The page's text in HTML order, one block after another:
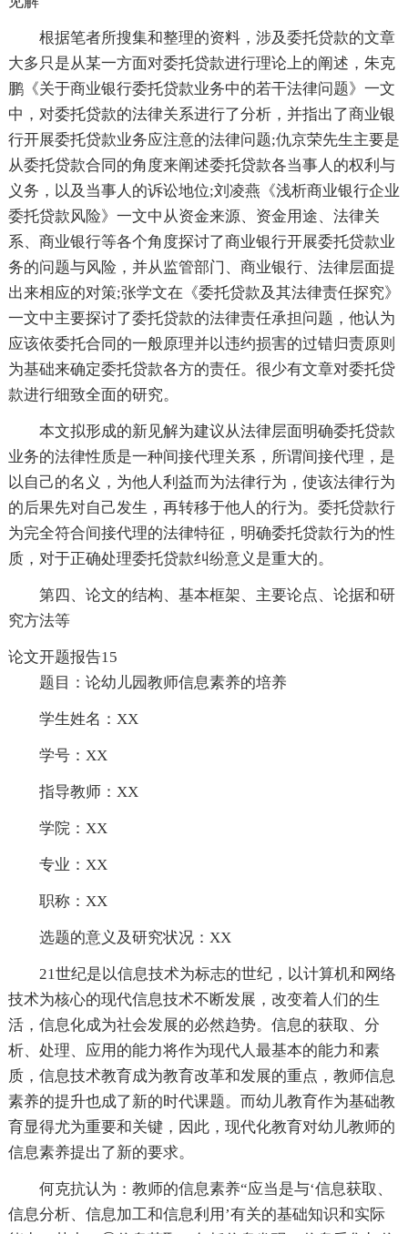
根据笔者所搜集和整理的资料，涉及委托贷款的文章
大多只是从某一方面对委托贷款进行理论上的阐述，朱克
鹏《关于商业银行委托贷款业务中的若干法律问题》一文
中，对委托贷款的法律关系进行了分析，并指出了商业银
行开展委托贷款业务应注意的法律问题;仇京荣先生主要是
从委托贷款合同的角度来阐述委托贷款各当事人的权利与
义务，以及当事人的诉讼地位;刘凌燕《浅析商业银行企业
委托贷款风险》一文中从资金来源、资金用途、法律关
系、商业银行等各个角度探讨了商业银行开展委托贷款业
务的问题与风险，并从监管部门、商业银行、法律层面提
出来相应的对策;张学文在《委托贷款及其法律责任探究》
一文中主要探讨了委托贷款的法律责任承担问题，他认为
应该依委托合同的一般原理并以违约损害的过错归责原则
为基础来确定委托贷款各方的责任。很少有文章对委托贷
款进行细致全面的研究。
本文拟形成的新见解为建议从法律层面明确委托贷款
业务的法律性质是一种间接代理关系，所谓间接代理，是
以自己的名义，为他人利益而为法律行为，使该法律行为
的后果先对自己发生，再转移于他人的行为。委托贷款行
为完全符合间接代理的法律特征，明确委托贷款行为的性
质，对于正确处理委托贷款纠纷意义是重大的。
第四、论文的结构、基本框架、主要论点、论据和研
究方法等
论文开题报告15
题目：论幼儿园教师信息素养的培养
学生姓名：XX
学号：XX
指导教师：XX
学院：XX
专业：XX
职称：XX
选题的意义及研究状况：XX
21世纪是以信息技术为标志的世纪，以计算机和网络
技术为核心的现代信息技术不断发展，改变着人们的生
活，信息化成为社会发展的必然趋势。信息的获取、分
析、处理、应用的能力将作为现代人最基本的能力和素
质，信息技术教育成为教育改革和发展的重点，教师信息
素养的提升也成了新的时代课题。而幼儿教育作为基础教
育显得尤为重要和关键，因此，现代化教育对幼儿教师的
信息素养提出了新的要求。
何克抗认为：教师的信息素养“应当是与‘信息获取、
信息分析、信息加工和信息利用’有关的基础知识和实际